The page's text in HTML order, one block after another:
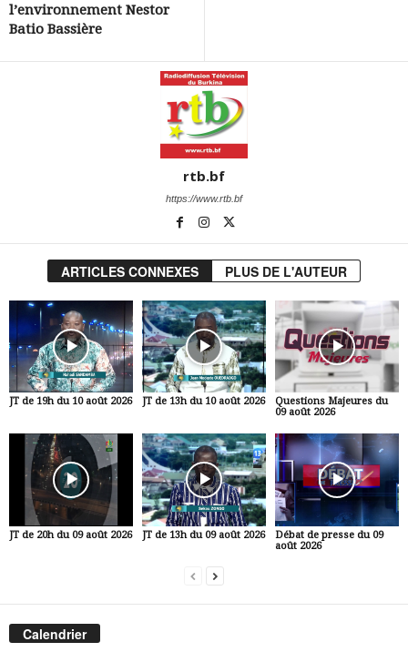
l’environnement Nestor
Batio Bassière
rtb.bf
https://www.rtb.bf
ARTICLES CONNEXES PLUS DE L'AUTEUR
JT de 19h du 10 août 2026 JT de 13h du 10 août 2026
Questions Majeures du
09 août 2026
JT de 20h du 09 août 2026 JT de 13h du 09 août 2026
Débat de presse du 09
août 2026
Calendrier